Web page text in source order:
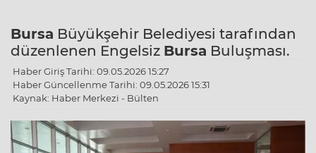
Bursa Büyükşehir Belediyesi tarafından
düzenlenen Engelsiz Bursa Buluşması.
Haber Giriş Tarihi: 09.05.2026 15:27
Haber Güncellenme Tarihi: 09.05.2026 15:31
Kaynak: Haber Merkezi - Bülten